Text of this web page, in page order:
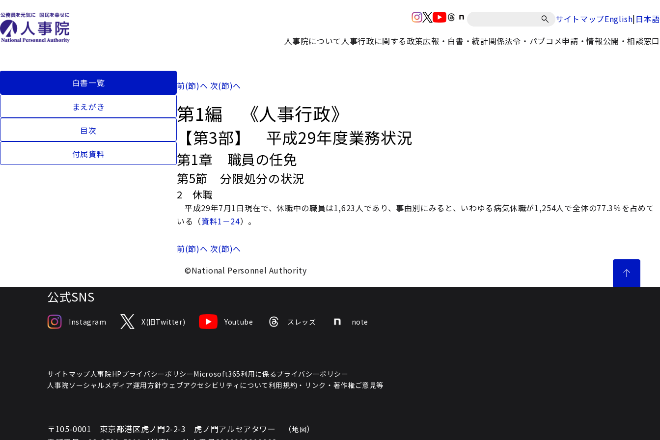
サイトマップEnglish|日本語
人事院について 人事行政に関する政策広報・白書・統計関係法令・パブコメ申請・情報公開・相談窓口
白書一覧
まえがき
目次
付属資料
前(節)へ 次(節)へ
第1編 《人事行政》
【第3部】 平成29年度業務状況
第1章 職員の任免
第5節 分限処分の状況
2 休職
平成29年7月1日現在で、休職中の職員は1,623人であり、事由別にみると、いわゆる病気休職が1,254人で全体の77.3％を占めて
いる（資料1－24）。
前(節)へ 次(節)へ
©National Personnel Authority
公式SNS
Instagram X(旧Twitter) Youtube スレッズ note
サイトマップ人事院HPプライバシーポリシーMicrosoft365利用に係るプライバシーポリシー
人事院ソーシャルメディア運用方針ウェブアクセシビリティについて 利用規約・リンク・著作権ご意見等
〒105-0001 東京都港区虎ノ門2-2-3 虎ノ門アルセアタワー （地図）